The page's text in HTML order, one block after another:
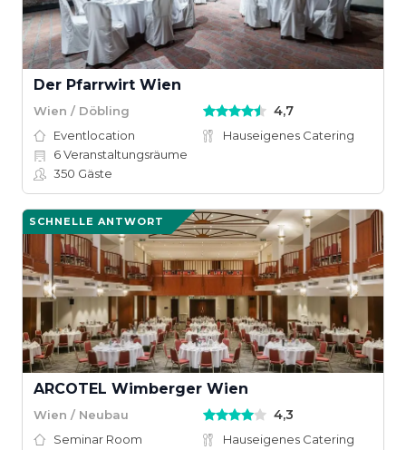
Der Pfarrwirt Wien
Wien / Döbling 4,7
Eventlocation
Hauseigenes Catering
6Veranstaltungsräume
350 Gäste
SCHNELLE ANTWORT
ARCOTEL Wimberger Wien
Wien / Neubau 4,3
Seminar Room
Hauseigenes Catering